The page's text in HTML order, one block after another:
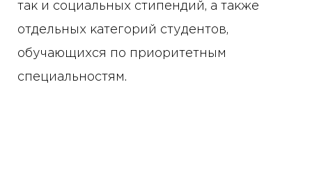
так и социальных стипендий, а также
отдельных категорий студентов,
обучающихся по приоритетным
специальностям.